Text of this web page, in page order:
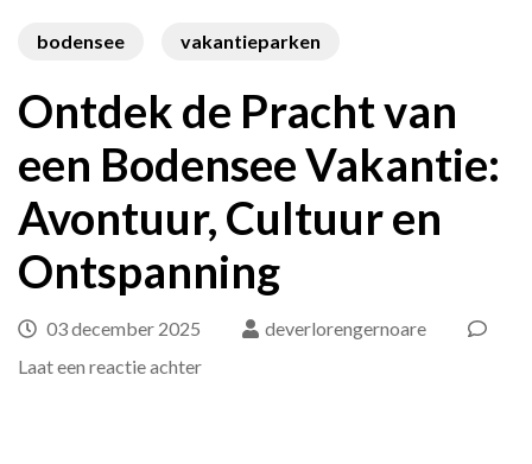
bodensee vakantieparken
Ontdek de Pracht van
een Bodensee Vakantie:
Avontuur, Cultuur en
Ontspanning
03 december 2025
deverlorengernoare
Laat een reactie achterop